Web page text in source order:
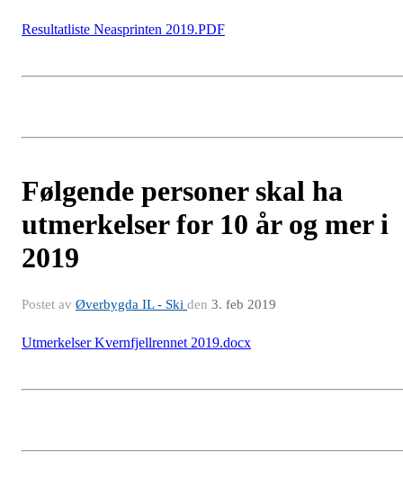
Resultatliste Neasprinten 2019.PDF
Følgende personer skal ha
utmerkelser for 10 år og mer i
2019
Postet av Øverbygda IL - Ski den 3. feb 2019
Utmerkelser Kvernfjellrennet 2019.docx